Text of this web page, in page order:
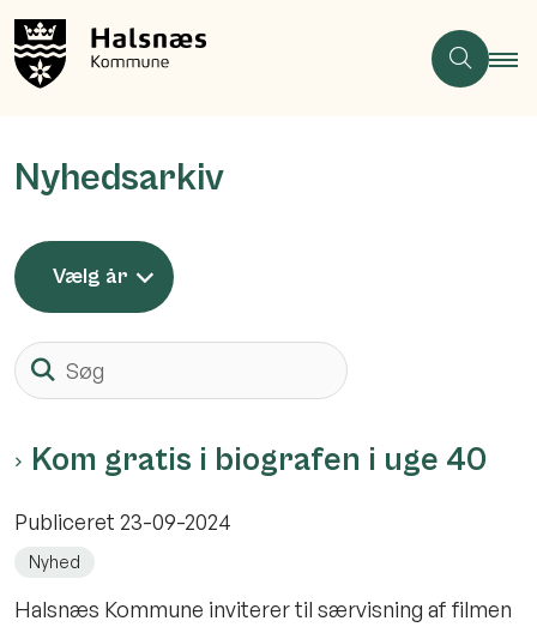
Nyhedsarkiv
Vælg år
Kom gratis i biografen i uge 40
Publiceret 23-09-2024
Nyhed
Halsnæs Kommune inviterer til særvisning af filmen